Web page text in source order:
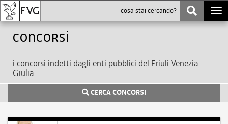
Concorsi
i concorsi indetti dagli enti pubblici del Friuli Venezia
Giulia
CERCA CONCORSI